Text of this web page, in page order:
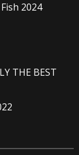
2024
THE BEST